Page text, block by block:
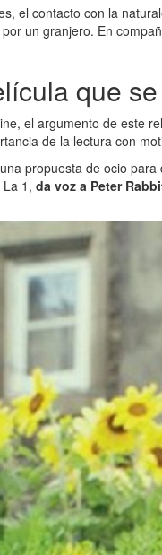
el contacto con la
un granjero. En
que
el argumento de este
de la lectura con
propuesta de ocio
1, da voz a Peter